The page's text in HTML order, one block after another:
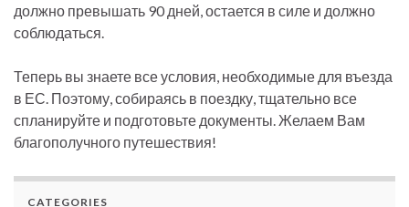
должно превышать 90 дней, остается в силе и должно
соблюдаться.
Теперь вы знаете все условия, необходимые для въезда
в ЕС. Поэтому, собираясь в поездку, тщательно все
спланируйте и подготовьте документы. Желаем Вам
благополучного путешествия!
CATEGORIES